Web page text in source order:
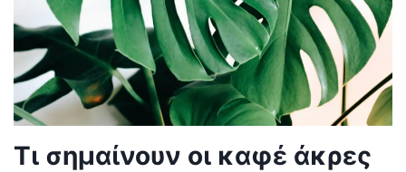
Τι σημαίνουν οι καφέ άκρες